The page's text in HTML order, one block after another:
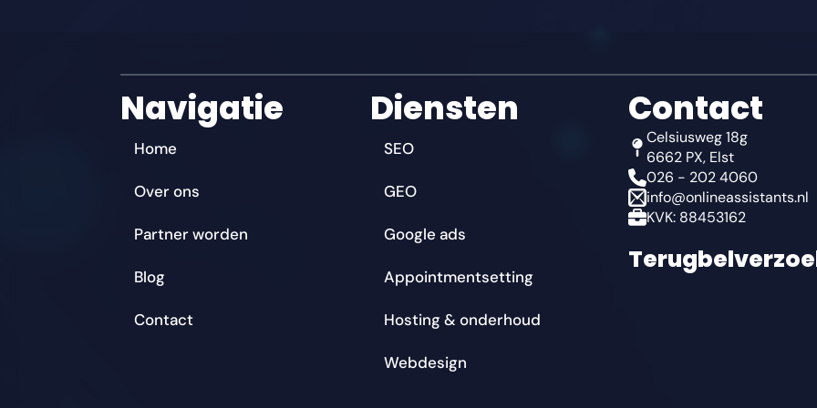
Navigatie
Home
Over ons
Partner worden
Blog
Contact
Diensten
SEO
GEO
Google ads
Appointmentsetting
Hosting & onderhoud
Webdesign
Contact
Celsiusweg 18g
6662 PX, Elst
026 - 202 4060
info@onlineassistants.nl
KVK: 88453162